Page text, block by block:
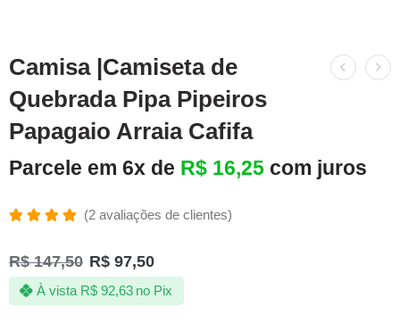
Camisa |Camiseta de
Quebrada Pipa Pipeiros
Papagaio Arraia Cafifa
Parcele em 6x de R$ 16,25 com juros
5.00de 5,
com
baseado
em
(2avaliações de clientes)
R$147,50 R$ 97,50
À vista R$92,63 no Pix